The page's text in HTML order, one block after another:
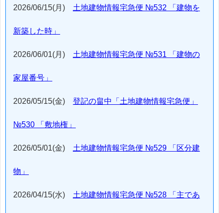
2026/06/15(月) 土地建物情報宅急便 №532 「建物を
新築した時」
2026/06/01(月) 土地建物情報宅急便 №531 「建物の
家屋番号」
2026/05/15(金) 登記の畠中「土地建物情報宅急便」
№530 「敷地権」
2026/05/01(金) 土地建物情報宅急便 №529 「区分建
物」
2026/04/15(水) 土地建物情報宅急便 №528 「主であ